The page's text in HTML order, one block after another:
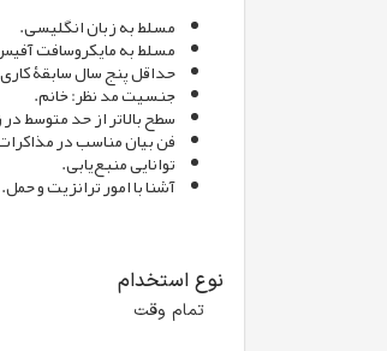
مسلط به زبان انگلیسی.
مسلط به مایکروسافت
حداقل پنج سال سابقۀ
جنسیت مد نظر: خانم.
سطح بالاتر از حد متوسط
فن بیان مناسب در
توانایی منبع‌یابی.
آشنا با امور ترانزیت و حمل.
نوع استخدام
تمام وقت